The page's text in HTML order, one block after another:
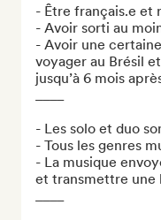
- Être français.e et
- Avoir sorti au
- Avoir une
voyager au Brésil
jusqu’à 6 mois
- Les solo et duo
- Tous les genres
- La musique
et transmettre une